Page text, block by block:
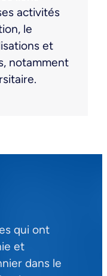
activités
le
et
notamment
qui ont
et
dans le